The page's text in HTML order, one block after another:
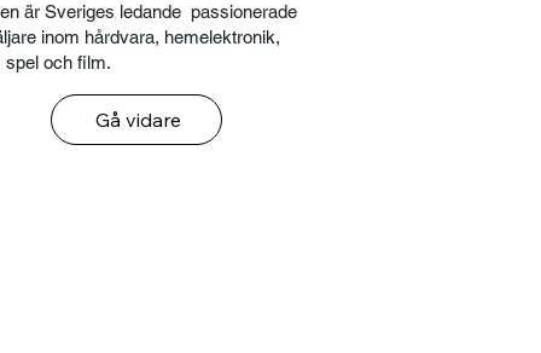
är Sveriges ledande passionerade
inom hårdvara, hemelektronik,
spel och film.
Gå vidare